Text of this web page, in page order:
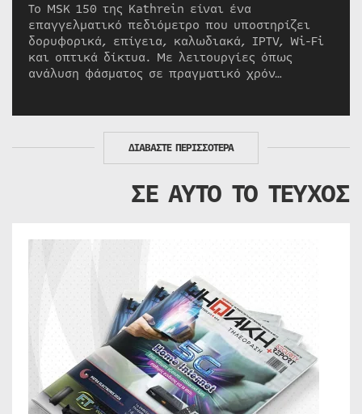
Το MSK 150 της Kathrein είναι ένα
επαγγελματικό πεδιόμετρο που υποστηρίζει
δορυφορικά, επίγεια, καλωδιακά, IPTV, Wi-Fi
και οπτικά δίκτυα. Με λειτουργίες όπως
ανάλυση φάσματος σε πραγματικό χρόν…
ΔΙΑΒΑΣΤΕ ΠΕΡΙΣΣΟΤΕΡΑ
ΣΕ ΑΥΤΟ ΤΟ ΤΕΥΧΟΣ